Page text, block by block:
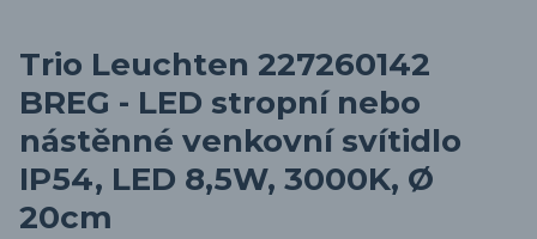
Trio Leuchten 227260142
BREG - LED stropní nebo
nástěnné venkovní svítidlo
IP54, LED 8,5W, 3000K, Ø
20cm